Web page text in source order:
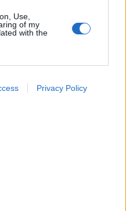
Use,
of my
with the
Privacy Policy
Tisztiorvosi Szolgálat
rend lesz az
háziorvosi és a kórházi